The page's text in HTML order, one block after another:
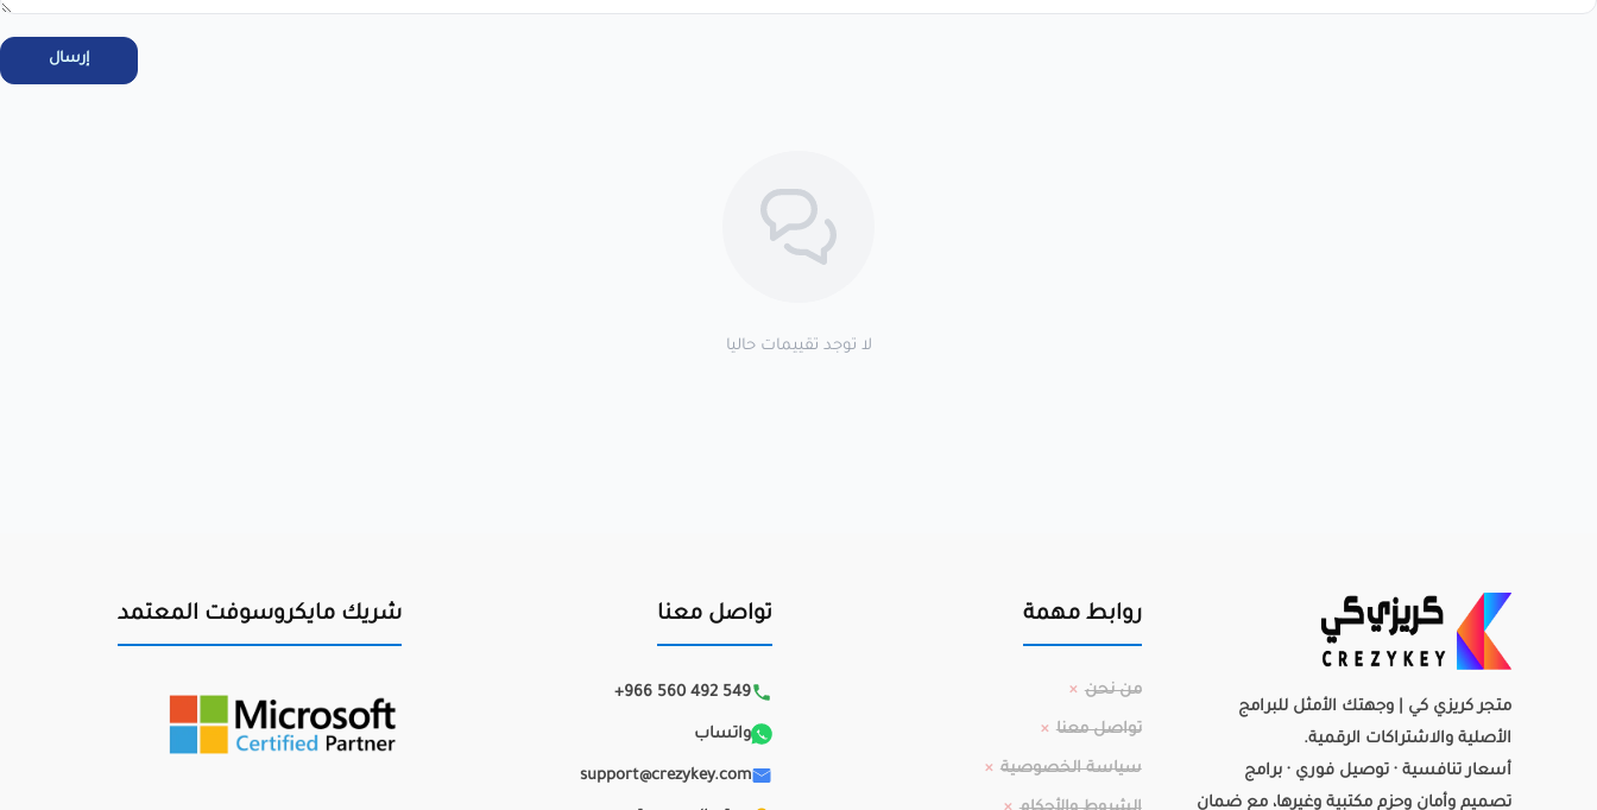
إرسال
لا توجد تقييمات حاليا
متجر كريزي كي | وجهتك الأمثل للبرامج
الأصلية والاشتراكات الرقمية.
أسعار تنافسية · توصيل فوري · برامج
تصميم وأمان وحزم مكتبية وغيرها، مع ضمان
روابط مهمة
من نحن
تواصل معنا
سياسة الخصوصية
تواصل معنا
+966 560 492 549
واتساب
support@crezykey.com
شريك مايكروسوفت المعتمد